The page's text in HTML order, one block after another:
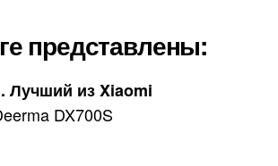
представлены:
Лучший из Xiaomi
DX700S